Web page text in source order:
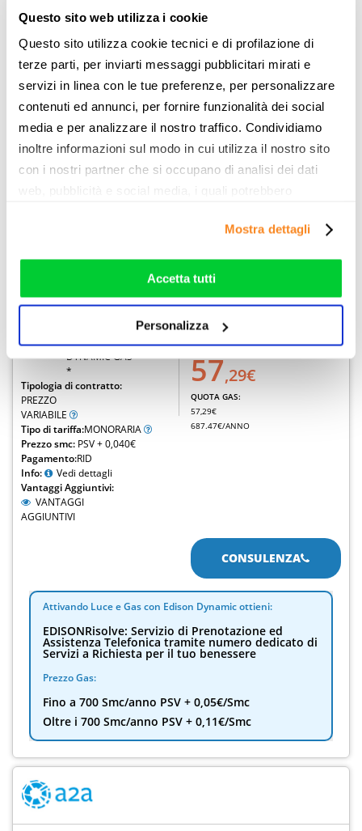
Questo sito web utilizza i cookie
Questo sito utilizza cookie tecnici e di profilazione di
terze parti, per inviarti messaggi pubblicitari mirati e
servizi in linea con le tue preferenze, per personalizzare
contenuti ed annunci, per fornire funzionalità dei social
media e per analizzare il nostro traffico. Condividiamo
inoltre informazioni sul modo in cui utilizza il nostro sito
con i nostri partner che si occupano di analisi dei dati
web, pubblicità e social media, i quali potrebbero
che hanno raccolto dal suo utilizzo dei loro servizi. Vedi
rifiutare o personalizzare il tuo consenso: cliccando sul
tasto "Accetta tutti”, selezionando le diverse categorie di
Mostra dettagli
Accetta tutti
Personalizza
Prodotto: GAS FLEX *
Tipologia di contratto:
PREZZO
VARIABILE
Prezzo smc:PSV + 0,050€
Quota fissa inclusa:
GAS 7,00
€/MESE
Pagamento:RID
Info:
Vedi dettagli
SPESA MENSILE
56,20€
QUOTA GAS:
56,20€
674.45€/ANNO
CONSULENZA
Prodotto:EDISON
DYNAMIC GAS
*
Tipologia di contratto:
PREZZO
VARIABILE
Tipo di tariffa:MONORARIA
Prezzo smc: PSV + 0,040€
Pagamento:RID
Info:
Vedi dettagli
Vantaggi Aggiuntivi:
VANTAGGI
AGGIUNTIVI
SPESA MENSILE
57,29€
QUOTA GAS:
57,29€
687.47€/ANNO
CONSULENZA
Attivando Luce e Gas con Edison Dynamic ottieni:
EDISONRisolve: Servizio di Prenotazione ed
Assistenza Telefonica tramite numero dedicato di
Servizi a Richiesta per il tuo benessere
Prezzo Gas:
Fino a 700 Smc/anno PSV + 0,05€/Smc
Oltre i 700 Smc/anno PSV + 0,11€/Smc